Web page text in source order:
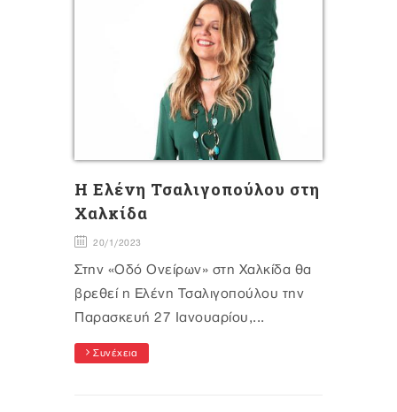
Η Ελένη Τσαλιγοπούλου στη
Χαλκίδα
20/1/2023
Στην «Οδό Ονείρων» στη Χαλκίδα θα
βρεθεί η Ελένη Τσαλιγοπούλου την
Παρασκευή 27 Ιανουαρίου,...
Συνέχεια